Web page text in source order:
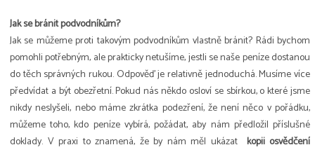
Jak se bránit podvodníkům?
Jak se můžeme proti takovým podvodníkům vlastně bránit? Rádi bychom
pomohli potřebným, ale prakticky netušíme, jestli se naše peníze dostanou
do těch správných rukou. Odpověď je relativně jednoduchá. Musíme více
předvídat a být obezřetní. Pokud nás někdo osloví se sbírkou, o které jsme
nikdy neslyšeli, nebo máme zkrátka podezření, že není něco v pořádku,
můžeme toho, kdo peníze vybírá, požádat, aby nám předložil příslušné
doklady. V praxi to znamená, že by nám měl ukázat kopii osvědčení